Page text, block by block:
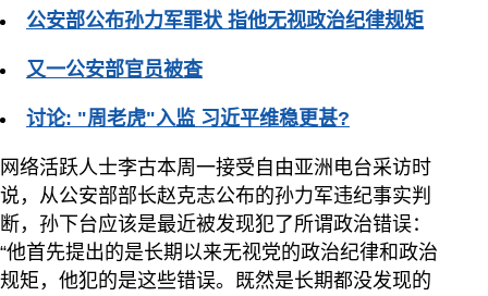
公安部公布孙力军罪状 指他无视政治纪律规矩
又一公安部官员被查
讨论: "周老虎"入监 习近平维稳更甚?
网络活跃人士李古本周一接受自由亚洲电台采访时
说，从公安部部长赵克志公布的孙力军违纪事实判
断，孙下台应该是最近被发现犯了所谓政治错误：
“他首先提出的是长期以来无视党的政治纪律和政治
规矩，他犯的是这些错误。既然是长期都没发现的